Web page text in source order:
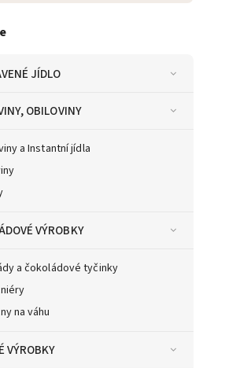
JÍDLO
OBILOVINY
a Instantní jídla
VÝROBKY
a čokoládové tyčinky
na váhu
VÝROBKY